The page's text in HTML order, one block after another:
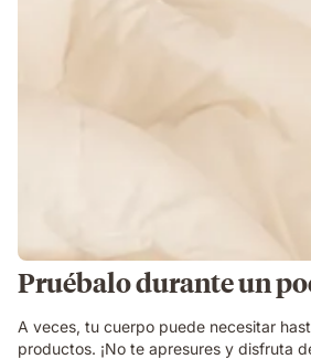
Pruébalo durante un
A veces, tu cuerpo puede necesitar
productos. ¡No te apresures y disfruta